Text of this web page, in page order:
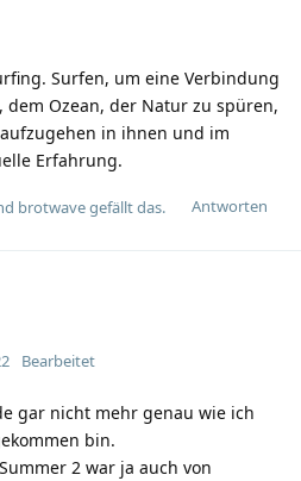
Surfen, um eine Verbindung
dem Ozean, der Natur zu spüren,
in ihnen und im
Erfahrung.
Antworten
brotwavegefällt das.
Bearbeitet
gar nicht mehr genau wie ich
bin.
2 war ja auch von